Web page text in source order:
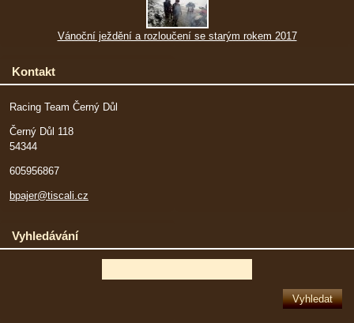
Vánoční ježdění a rozloučení se starým rokem 2017
Kontakt
Racing Team Černý Důl
Černý Důl 118
54344
605956867
bpajer@tiscali.cz
Vyhledávání